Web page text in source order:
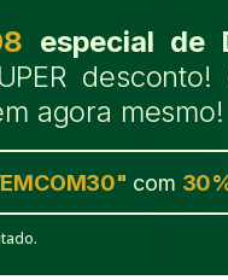
especial de
desconto!
agora mesmo!
" com